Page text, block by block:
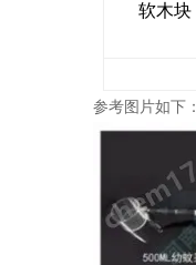
软木块
参考图片如下